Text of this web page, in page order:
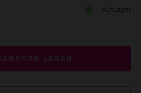
Auf Lager
LEGEN